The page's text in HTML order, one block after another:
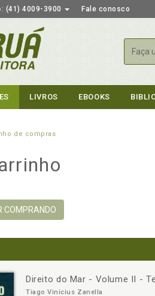
(41) 4009-3900 Fale conosco
LIVROS EBOOKS
de compras
COMPRANDO
Direito do Mar - Volume II -
Tiago Vinicius Zanella
- +